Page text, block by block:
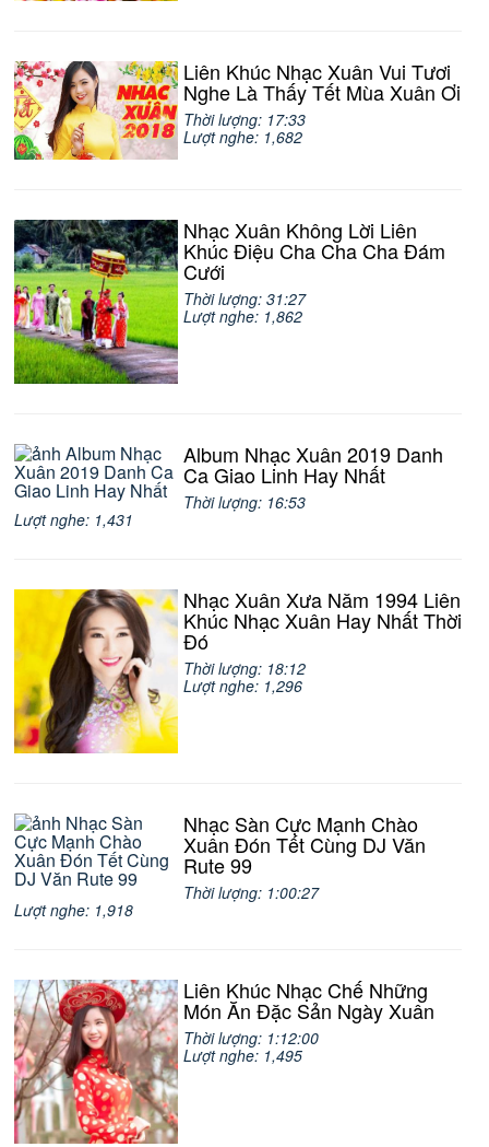
Liên Khúc Nhạc Xuân Vui Tươi
Nghe Là Thấy Tết Mùa Xuân Ơi
Thời lượng: 17:33
Lượt nghe: 1,682
Nhạc Xuân Không Lời Liên
Khúc Điệu Cha Cha Cha Đám
Cưới
Thời lượng: 31:27
Lượt nghe: 1,862
Album Nhạc Xuân 2019 Danh
Ca Giao Linh Hay Nhất
Thời lượng: 16:53
Lượt nghe: 1,431
Nhạc Xuân Xưa Năm 1994 Liên
Khúc Nhạc Xuân Hay Nhất Thời
Đó
Thời lượng: 18:12
Lượt nghe: 1,296
Nhạc Sàn Cực Mạnh Chào
Xuân Đón Tết Cùng DJ Văn
Rute 99
Thời lượng: 1:00:27
Lượt nghe: 1,918
Liên Khúc Nhạc Chế Những
Món Ăn Đặc Sản Ngày Xuân
Thời lượng: 1:12:00
Lượt nghe: 1,495